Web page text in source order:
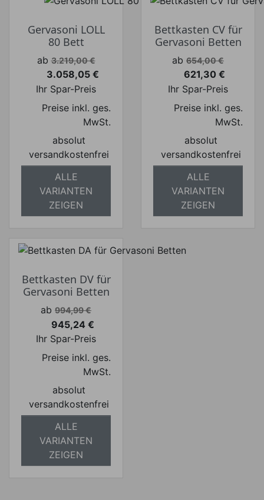
Gervasoni LOLL
80 Bett
Verkaufspreis
ab 3.219,00 €
Preis
3.058,05 €
Ihr Spar-Preis
Preise inkl. ges.
MwSt.
absolut
versandkostenfrei
ALLE
VARIANTEN
ZEIGEN
Bettkasten CV für
Gervasoni Betten
Verkaufspreis
ab 654,00 €
Preis
621,30 €
Ihr Spar-Preis
Preise inkl. ges.
MwSt.
absolut
versandkostenfrei
ALLE
VARIANTEN
ZEIGEN
Bettkasten DV für
Gervasoni Betten
Verkaufspreis
ab 994,99 €
Preis
945,24 €
Ihr Spar-Preis
Preise inkl. ges.
MwSt.
absolut
versandkostenfrei
ALLE
VARIANTEN
ZEIGEN